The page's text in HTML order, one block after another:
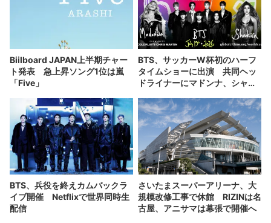
Biilboard JAPAN上半期チャー
ト発表 急上昇ソング1位は嵐
「Five」
BTS、サッカーW杯初のハーフ
タイムショーに出演 共同ヘッ
ドライナーにマドンナ、シャキ
BTS、兵役を終えカムバックラ
イブ開催 Netflixで世界同時生
配信
さいたまスーパーアリーナ、大
規模改修工事で休館 RIZINは名
古屋、アニサマは幕張で開催へ